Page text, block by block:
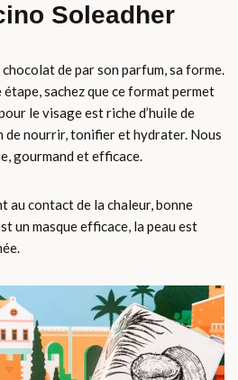
Soleadher
de par son parfum, sa forme.
étape, sachez que ce format permet
le visage est riche d’huile de
de nourrir, tonifier et hydrater. Nous
gourmand et efficace.
au contact de la chaleur, bonne
un masque efficace, la peau est